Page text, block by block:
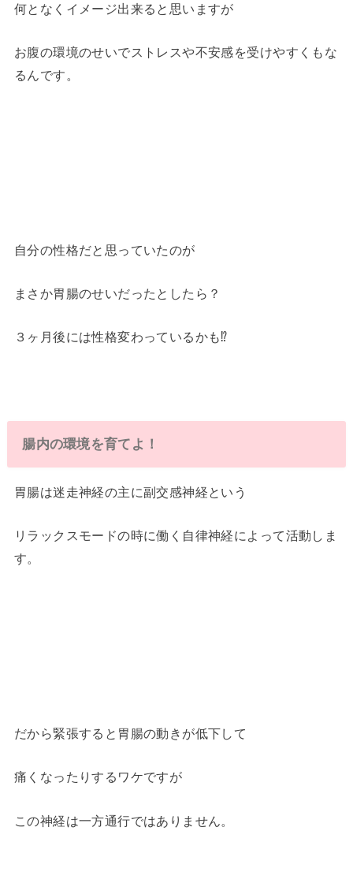
何となくイメージ出来ると思いますが
お腹の環境のせいでストレスや不安感を受けやすくもな
るんです。
自分の性格だと思っていたのが
まさか胃腸のせいだったとしたら？
３ヶ月後には性格変わっているかも⁉︎
腸内の環境を育てよ！
胃腸は迷走神経の主に副交感神経という
リラックスモードの時に働く自律神経によって活動しま
す。
だから緊張すると胃腸の動きが低下して
痛くなったりするワケですが
この神経は一方通行ではありません。